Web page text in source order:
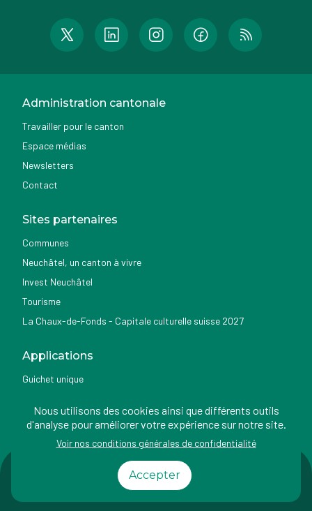
Administration cantonale
Travailler pour le canton
Espace médias
Newsletters
Contact
Sites partenaires
Communes
Neuchâtel, un canton à vivre
Invest Neuchâtel
Tourisme
La Chaux-de-Fonds - Capitale culturelle suisse 2027
Applications
Guichet unique
Nemo news
Conditions
d'utilisation
Protection des
données
Nous utilisons des cookies ainsi que différents outils
d'analyse pour améliorer votre expérience sur notre site.
Voir nos conditions générales de confidentialité
Accepter